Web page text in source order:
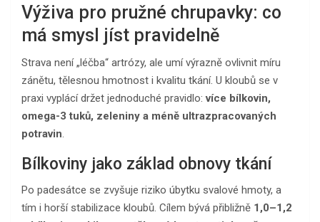
Výživa pro pružné chrupavky: co
má smysl jíst pravidelně
Strava není „léčba“ artrózy, ale umí výrazně ovlivnit míru
zánětu, tělesnou hmotnost i kvalitu tkání. U kloubů se v
praxi vyplácí držet jednoduché pravidlo:více bílkovin,
omega-3 tuků, zeleniny a méně ultrazpracovaných
potravin.
Bílkoviny jako základ obnovy tkání
Po padesátce se zvyšuje riziko úbytku svalové hmoty, a
tím i horší stabilizace kloubů. Cílem bývá přibližně 1,0–1,2